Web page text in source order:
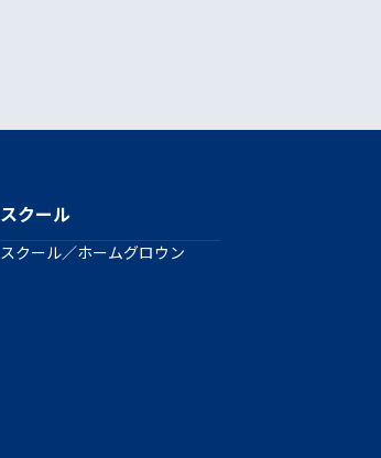
スクール
スクール／ホームグロウン